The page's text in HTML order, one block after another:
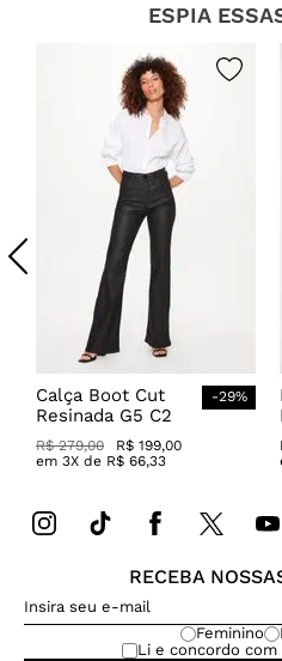
ESPIA
Calça Boot Cut
Resinada G5 C2
-29%
R$ 279,00 R$ 199,00
em 3X de R$ 66,33
RECEBA
Feminino
Li e concordo com